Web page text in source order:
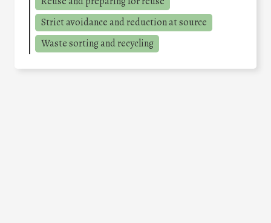
Strict avoidance and reduction at source
Waste sorting and recycling